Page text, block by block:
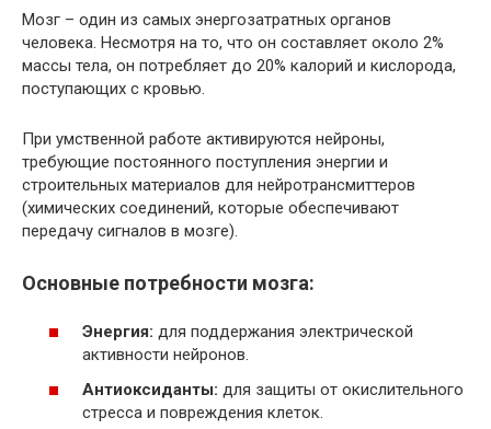
Мозг – один из самых энергозатратных органов
человека. Несмотря на то, что он составляет около 2%
массы тела, он потребляет до 20% калорий и кислорода,
поступающих с кровью.
При умственной работе активируются нейроны,
требующие постоянного поступления энергии и
строительных материалов для нейротрансмиттеров
(химических соединений, которые обеспечивают
передачу сигналов в мозге).
Основные потребности мозга:
Энергия: для поддержания электрической
активности нейронов.
Антиоксиданты: для защиты от окислительного
стресса и повреждения клеток.